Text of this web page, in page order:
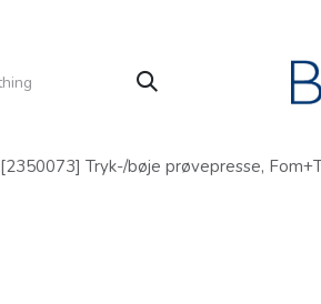
[2350073] Tryk-/bøje prøvepresse,